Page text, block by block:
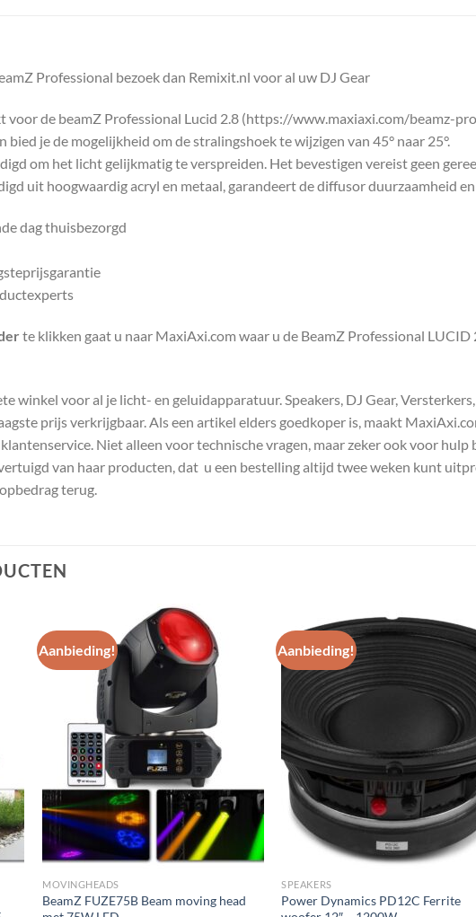
Professional bezoek dan Remixit.nl voor al uw DJ Gear
voor de beamZ Professional Lucid 2.8 (https://www.maxiaxi.com/beamz-
je de mogelijkheid om de stralingshoek te wijzigen van 45° naar 25°.
om het licht gelijkmatig te verspreiden. Het bevestigen vereist geen
uit hoogwaardig acryl en metaal, garandeert de diffusor duurzaamheid
dag thuisbezorgd
te klikken gaat u naar MaxiAxi.com waar u de BeamZ Professional
winkel voor al je licht- en geluidapparatuur. Speakers, DJ Gear,
prijs verkrijgbaar. Als een artikel elders goedkoper is, maakt
Niet alleen voor technische vragen, maar zeker ook voor
van haar producten, dat u een bestelling altijd twee weken kunt
terug.
Aanbieding!
Toevoegen
aan
MOVINGHEADS
BeamZ FUZE75B Beam moving head
Aanbieding!
aan
SPEAKERS
Power Dynamics PD12C Ferrite